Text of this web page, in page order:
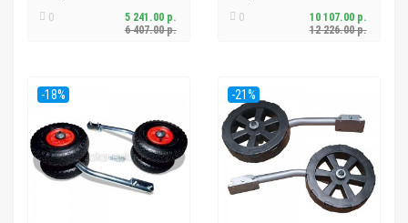
0
6 407.00 р.
5 241.00 р.
0
12 226.00 р.
10 107.00 р.
-18% -21%